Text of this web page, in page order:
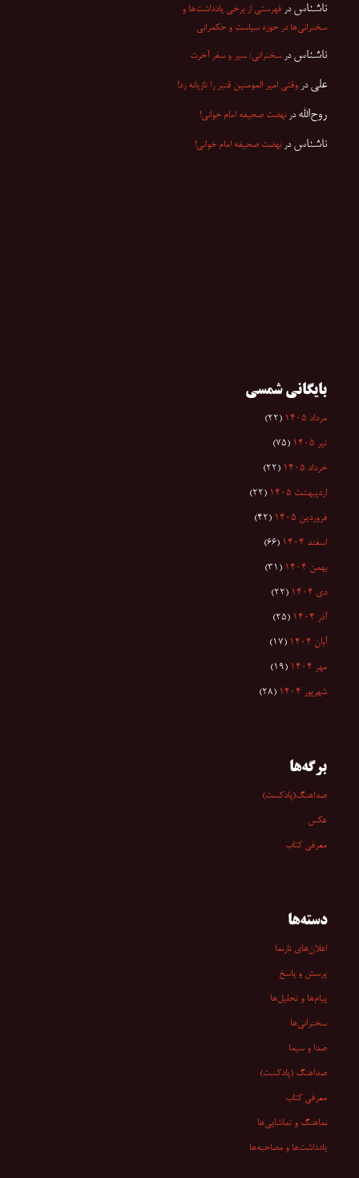
ناشناس در فهرستی از برخی یادداشت‌ها و
سخنرانی‌ها در حوزه سیاست و حکمرانی
ناشناس در سخنرانی/ سیر و سفر آخرت
علی در وقتی امیر المومنین قنبر را تازیانه زد!
روح‌الله درنهضت صحیفه امام خوانی!
ناشناس درنهضت صحیفه امام خوانی!
بایگانی شمسی
مرداد ۱۴۰۵ (۲۲)
تیر ۱۴۰۵ (۷۵)
خرداد ۱۴۰۵ (۲۲)
اردیبهشت ۱۴۰۵ (۲۲)
فروردین ۱۴۰۵ (۴۲)
اسفند ۱۴۰۴ (۶۶)
بهمن ۱۴۰۴ (۳۱)
دی ۱۴۰۴ (۲۲)
آذر ۱۴۰۴ (۲۵)
آبان ۱۴۰۴ (۱۷)
مهر ۱۴۰۴ (۱۹)
شهریور ۱۴۰۴ (۲۸)
برگه‌ها
صداهنگ(پادکست)
عکس
معرفی کتاب
دسته‌ها
اعلان‌های تارنما
پرسش و پاسخ
پیام‌ها و تحلیل‌ها
سخنرانی‏‏‌ها
صدا و سیما
صداهنگ (پادکست)
معرفی کتاب
نماهنگ و تماشایی‌ها
یادداشت‌ها و مصاحبه‌ها